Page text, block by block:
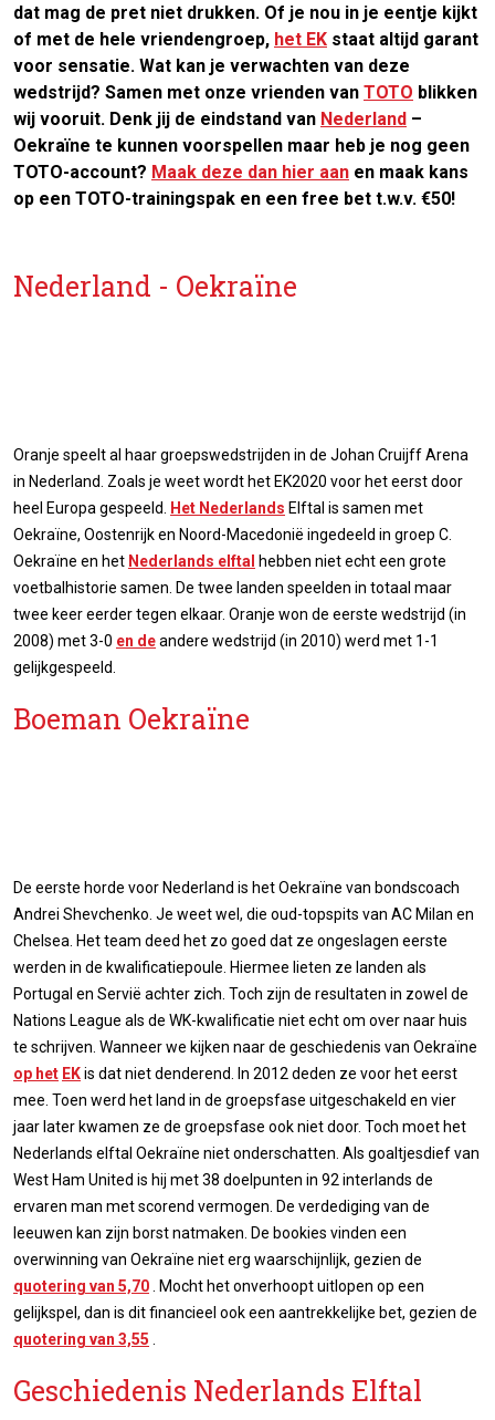
dat mag de pret niet drukken. Of je nou in je eentje kijkt
of met de hele vriendengroep, het EK staat altijd garant
voor sensatie. Wat kan je verwachten van deze
wedstrijd? Samen met onze vrienden van TOTO blikken
wij vooruit. Denk jij de eindstand van Nederland –
Oekraïne te kunnen voorspellen maar heb je nog geen
TOTO-account? Maak deze dan hier aan en maak kans
op een TOTO-trainingspak en een free bet t.w.v. €50!
Nederland - Oekraïne
Oranje speelt al haar groepswedstrijden in de Johan Cruijff Arena
in Nederland. Zoals je weet wordt het EK2020 voor het eerst door
heel Europa gespeeld. Het Nederlands Elftal is samen met
Oekraïne, Oostenrijk en Noord-Macedonië ingedeeld in groep C.
Oekraïne en het Nederlands elftal hebben niet echt een grote
voetbalhistorie samen. De twee landen speelden in totaal maar
twee keer eerder tegen elkaar. Oranje won de eerste wedstrijd (in
2008) met 3-0 en deandere wedstrijd (in 2010) werd met 1-1
gelijkgespeeld.
Boeman Oekraïne
De eerste horde voor Nederland is het Oekraïne van bondscoach
Andrei Shevchenko. Je weet wel, die oud-topspits van AC Milan en
Chelsea. Het team deed het zo goed dat ze ongeslagen eerste
werden in de kwalificatiepoule. Hiermee lieten ze landen als
Portugal en Servië achter zich. Toch zijn de resultaten in zowel de
Nations League als de WK-kwalificatie niet echt om over naar huis
te schrijven. Wanneer we kijken naar de geschiedenis van Oekraïne
op het EKis dat niet denderend. In 2012 deden ze voor het eerst
mee. Toen werd het land in de groepsfase uitgeschakeld en vier
jaar later kwamen ze de groepsfase ook niet door. Toch moet het
Nederlands elftal Oekraïne niet onderschatten. Als goaltjesdief van
West Ham United is hij met 38 doelpunten in 92 interlands de
ervaren man met scorend vermogen. De verdediging van de
leeuwen kan zijn borst natmaken. De bookies vinden een
overwinning van Oekraïne niet erg waarschijnlijk, gezien de
quotering van 5,70 . Mocht het onverhoopt uitlopen op een
gelijkspel, dan is dit financieel ook een aantrekkelijke bet, gezien de
quotering van 3,55
Geschiedenis Nederlands Elftal